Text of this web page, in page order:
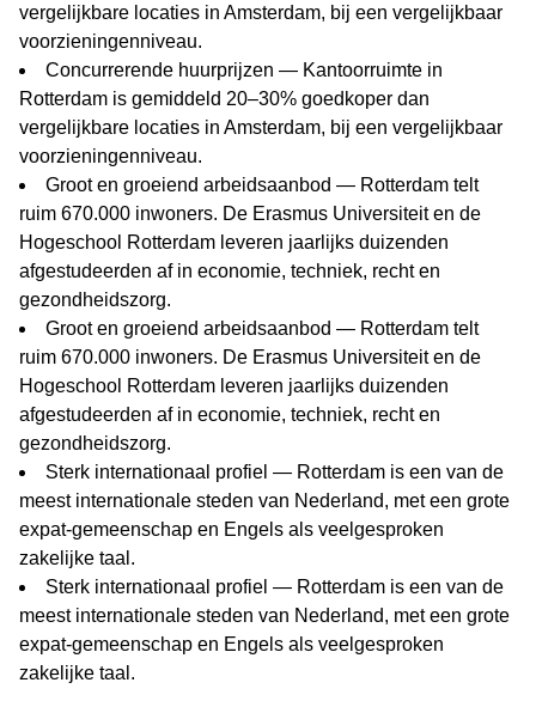
vergelijkbare locaties in Amsterdam, bij een vergelijkbaar
voorzieningenniveau.
Concurrerende huurprijzen — Kantoorruimte in
Rotterdam is gemiddeld 20–30% goedkoper dan
vergelijkbare locaties in Amsterdam, bij een vergelijkbaar
voorzieningenniveau.
Groot en groeiend arbeidsaanbod — Rotterdam telt
ruim 670.000 inwoners. De Erasmus Universiteit en de
Hogeschool Rotterdam leveren jaarlijks duizenden
afgestudeerden af in economie, techniek, recht en
gezondheidszorg.
Groot en groeiend arbeidsaanbod — Rotterdam telt
ruim 670.000 inwoners. De Erasmus Universiteit en de
Hogeschool Rotterdam leveren jaarlijks duizenden
afgestudeerden af in economie, techniek, recht en
gezondheidszorg.
Sterk internationaal profiel — Rotterdam is een van de
meest internationale steden van Nederland, met een grote
expat-gemeenschap en Engels als veelgesproken
zakelijke taal.
Sterk internationaal profiel — Rotterdam is een van de
meest internationale steden van Nederland, met een grote
expat-gemeenschap en Engels als veelgesproken
zakelijke taal.